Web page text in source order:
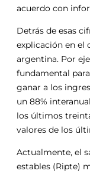
acuerdo con
Detrás de esas
explicación en el
argentina. Por
fundamental
ganar a los
un 88%
los últimos
valores de los
Actualmente, el
estables (Ripte)